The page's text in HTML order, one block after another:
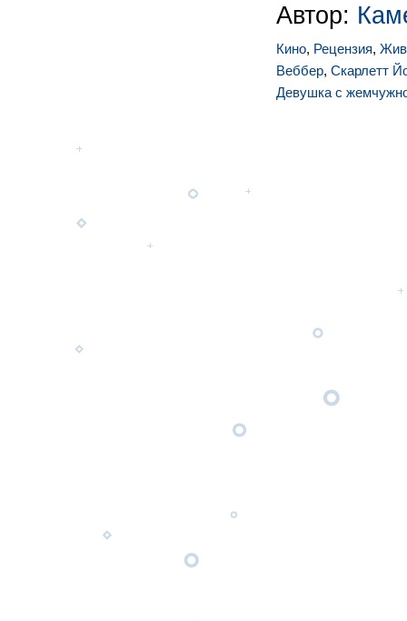
Автор:
Кино, Рецензия,
Веббер, Скарлетт
Девушка с